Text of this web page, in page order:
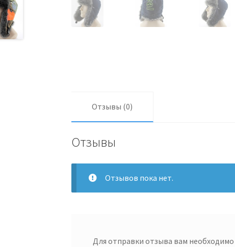
Отзывы (0)
Отзывы
Отзывов пока нет.
Для отправки отзыва вам необходимо